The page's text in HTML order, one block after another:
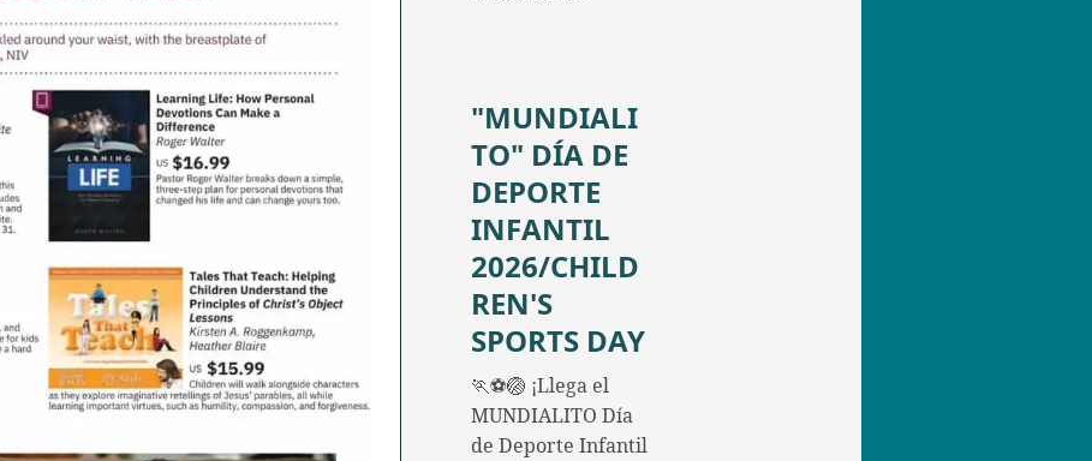
"MUNDIALI
TO" DÍA DE
DEPORTE
INFANTIL
2026/CHILD
REN'S
SPORTS DAY
🏃⚽🏐 ¡Llega el
MUNDIALITO Día
de Deporte Infantil